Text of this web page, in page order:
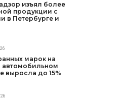
изъял более
продукции с
в Петербурге и
марок на
автомобильном
выросла до 15%